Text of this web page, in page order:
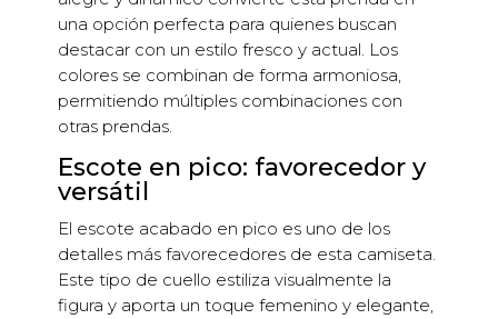
una opción perfecta para quienes buscan
destacar con un estilo fresco y actual. Los
colores se combinan de forma armoniosa,
permitiendo múltiples combinaciones con
otras prendas.
Escote en pico: favorecedor y
versátil
El escote acabado en pico es uno de los
detalles más favorecedores de esta camiseta.
Este tipo de cuello estiliza visualmente la
figura y aporta un toque femenino y elegante,